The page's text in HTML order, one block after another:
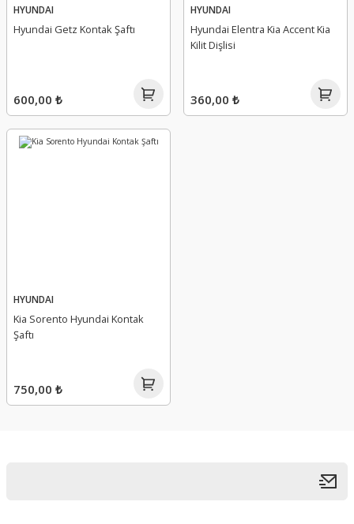
HYUNDAI
Hyundai Getz Kontak Şaftı
600,00 ₺
HYUNDAI
Hyundai Elentra Kia Accent Kia
Kilit Dişlisi
360,00 ₺
HYUNDAI
Kia Sorento Hyundai Kontak
Şaftı
750,00 ₺